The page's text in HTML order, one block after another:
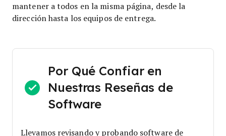
mantener a todos en la misma página, desde la
dirección hasta los equipos de entrega.
Por Qué Confiar en
Nuestras Reseñas de
Software
Llevamos revisando y probando software de